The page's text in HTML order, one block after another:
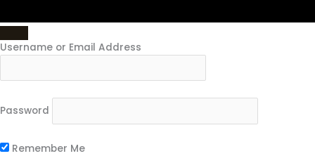
Username or Email Address
Password
Remember Me